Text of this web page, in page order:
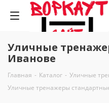
Уличные
Иванове
Главная - Каталог - Уличные
Уличные тренажеры